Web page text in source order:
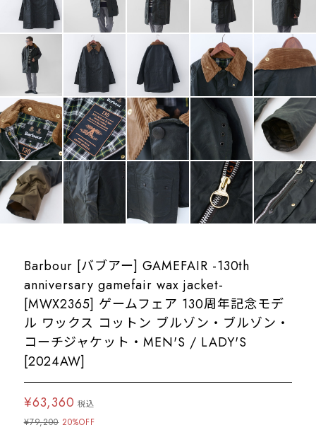
Barbour [バブアー] GAMEFAIR -130th
anniversary gamefair wax jacket-
[MWX2365] ゲームフェア 130周年記念モデ
ル ワックス コットン ブルゾン・ブルゾン・
コーチジャケット・MEN'S / LADY'S
[2024AW]
¥63,360 税込
¥79,200 20%OFF